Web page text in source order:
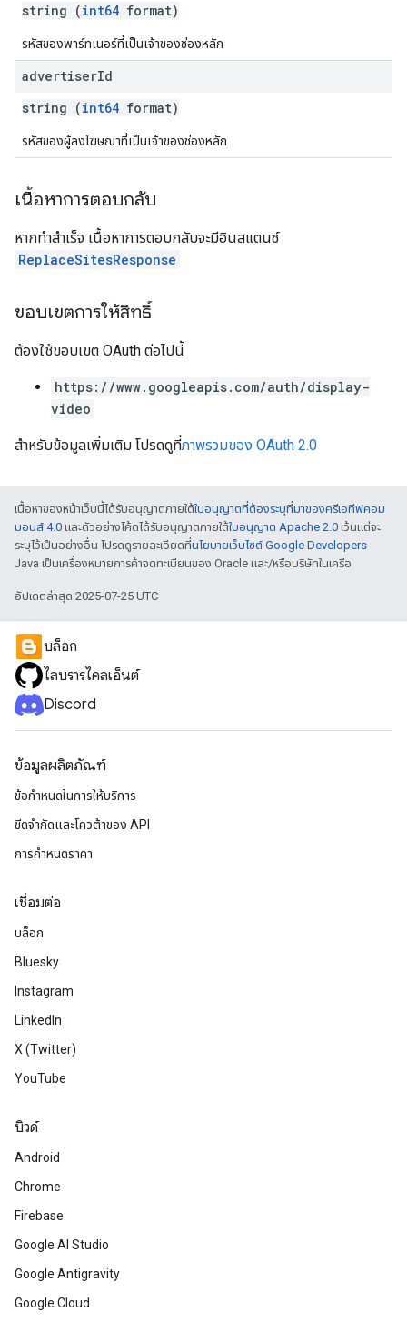
string (int64 format)
รหัสของพาร์ทเนอร์ที่เป็นเจ้าของช่องหลัก
advertiserId
string (int64 format)
รหัสของผู้ลงโฆษณาที่เป็นเจ้าของช่องหลัก
เนื้อหาการตอบกลับ
หากทำสำเร็จ เนื้อหาการตอบกลับจะมีอินสแตนซ์
ReplaceSitesResponse
ขอบเขตการให้สิทธิ์
ต้องใช้ขอบเขต OAuth ต่อไปนี้
https://www.googleapis.com/auth/display-
video
สำหรับข้อมูลเพิ่มเติม โปรดดูที่ภาพรวมของ OAuth 2.0
เนื้อหาของหน้าเว็บนี้ได้รับอนุญาตภายใต้ใบอนุญาตที่ต้องระบุที่มาของครีเอทีฟคอม
มอนส์ 4.0 และตัวอย่างโค้ดได้รับอนุญาตภายใต้ใบอนุญาต Apache 2.0 เว้นแต่จะ
ระบุไว้เป็นอย่างอื่น โปรดดูรายละเอียดที่นโยบายเว็บไซต์ Google Developers
Java เป็นเครื่องหมายการค้าจดทะเบียนของ Oracle และ/หรือบริษัทในเครือ
อัปเดตล่าสุด 2025-07-25 UTC
บล็อก
ไลบรารีไคลเอ็นต์
Discord
ข้อมูลผลิตภัณฑ์
ข้อกำหนดในการให้บริการ
ขีดจํากัดและโควต้าของ API
การกำหนดราคา
เชื่อมต่อ
บล็อก
Bluesky
Instagram
LinkedIn
X (Twitter)
YouTube
บิวด์
Android
Chrome
Firebase
Google AI Studio
Google Antigravity
Google Cloud